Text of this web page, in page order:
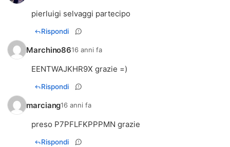
pierluigi selvaggi partecipo
Rispondi
Marchino8616 anni fa
EENTWAJKHR9X grazie =)
Rispondi
marciang16 anni fa
preso P7PFLFKPPPMN grazie
Rispondi